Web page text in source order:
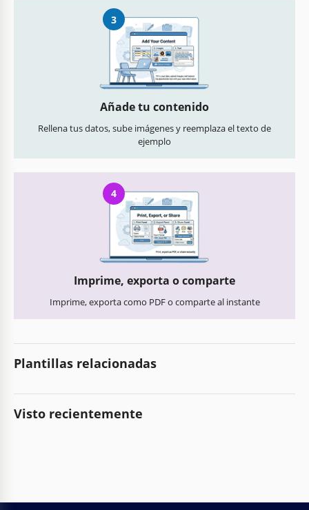
3
Añade tu contenido
Rellena tus datos, sube imágenes y reemplaza el texto de
ejemplo
4
Imprime, exporta o comparte
Imprime, exporta como PDF o comparte al instante
Plantillas relacionadas
Visto recientemente